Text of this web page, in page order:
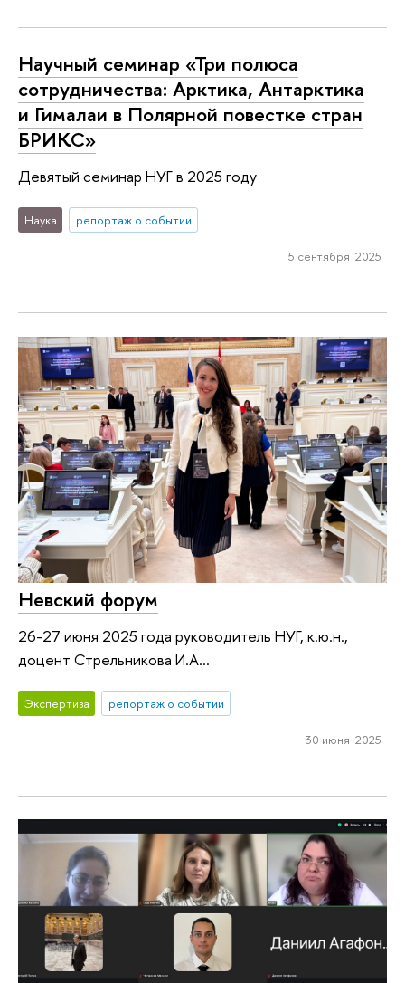
Научный семинар «Три полюса
сотрудничества: Арктика, Антарктика
и Гималаи в Полярной повестке стран
БРИКС»
Девятый семинар НУГ в 2025 году
Наука репортаж о событии
5 сентября 2025
Невский форум
26-27 июня 2025 года руководитель НУГ, к.ю.н.,
доцент Стрельникова И.А...
Экспертиза репортаж о событии
30 июня 2025